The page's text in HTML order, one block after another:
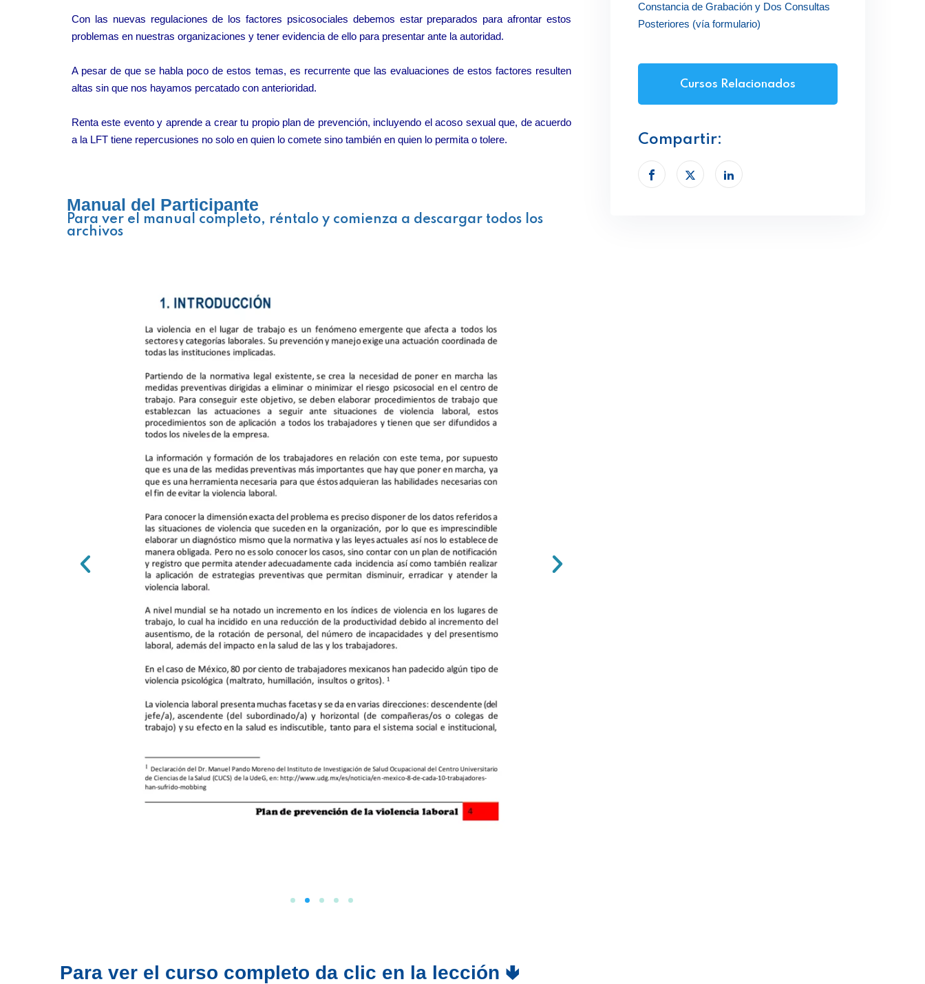
Con las nuevas regulaciones de los factores psicosociales debemos estar preparados para afrontar estos
problemas en nuestras organizaciones y tener evidencia de ello para presentar ante la autoridad.
A pesar de que se habla poco de estos temas, es recurrente que las evaluaciones de estos factores resulten
altas sin que nos hayamos percatado con anterioridad.
Renta este evento y aprende a crear tu propio plan de prevención, incluyendo el acoso sexual que, de acuerdo
a la LFT tiene repercusiones no solo en quien lo comete sino también en quien lo permita o tolere.
Manual del Participante
Para ver el manual completo, réntalo y comienza a descargar todos los
archivos
Para ver el curso completo da clic en la lección 🢃
Constancia de Grabación y Dos Consultas
Posteriores (vía formulario)
Cursos Relacionados
Compartir: